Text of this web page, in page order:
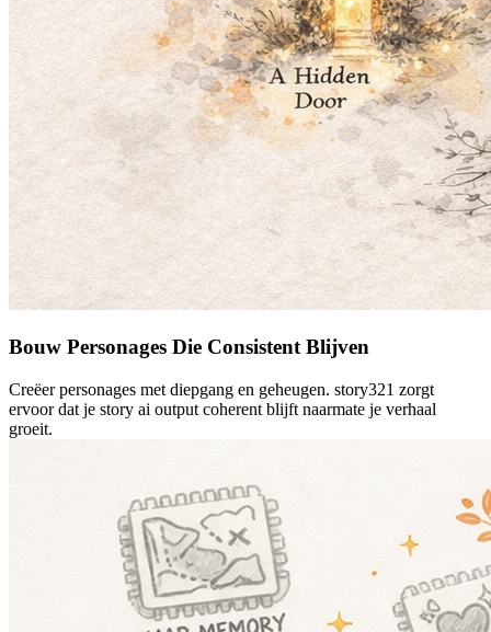
Bouw Personages Die Consistent Blijven
Creëer personages met diepgang en geheugen. story321 zorgt
ervoor dat je story ai output coherent blijft naarmate je verhaal
groeit.